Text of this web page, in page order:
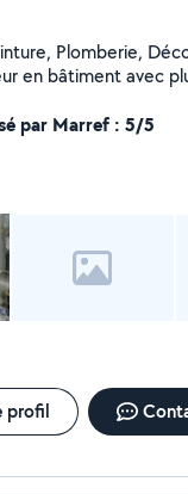
(robinets, fuites,
de qualité et
gratuit et
par Marref : 5/5
profil